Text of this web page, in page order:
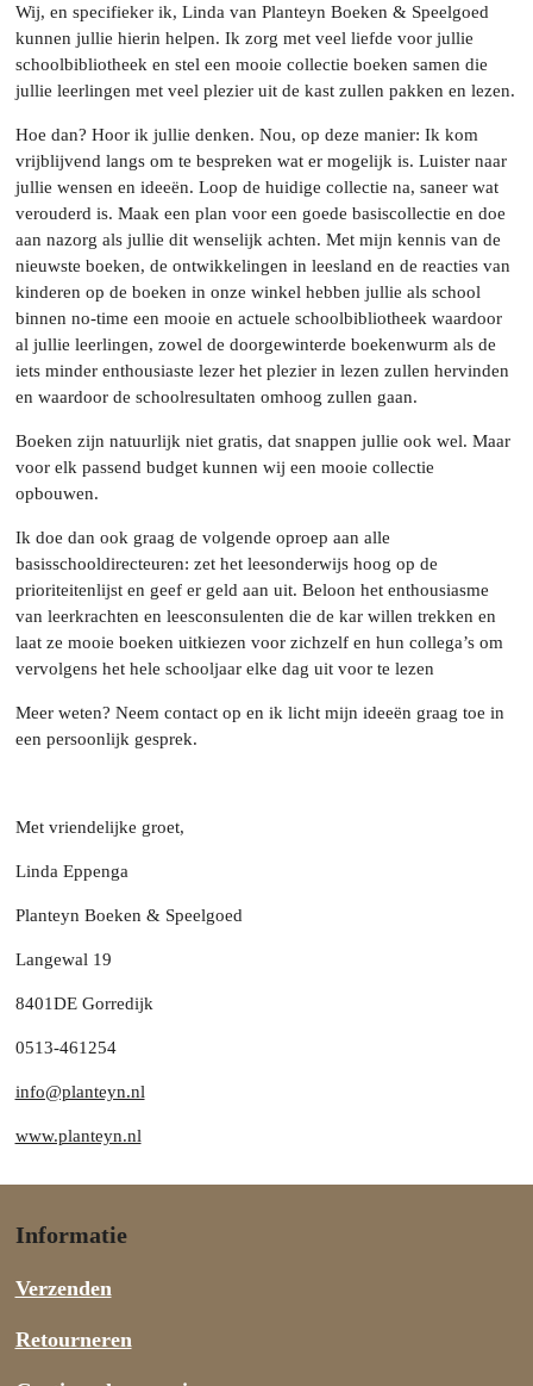
Wij, en specifieker ik, Linda van Planteyn Boeken & Speelgoed
kunnen jullie hierin helpen. Ik zorg met veel liefde voor jullie
schoolbibliotheek en stel een mooie collectie boeken samen die
jullie leerlingen met veel plezier uit de kast zullen pakken en lezen.
Hoe dan? Hoor ik jullie denken. Nou, op deze manier: Ik kom
vrijblijvend langs om te bespreken wat er mogelijk is. Luister naar
jullie wensen en ideeën. Loop de huidige collectie na, saneer wat
verouderd is. Maak een plan voor een goede basiscollectie en doe
aan nazorg als jullie dit wenselijk achten. Met mijn kennis van de
nieuwste boeken, de ontwikkelingen in leesland en de reacties van
kinderen op de boeken in onze winkel hebben jullie als school
binnen no-time een mooie en actuele schoolbibliotheek waardoor
al jullie leerlingen, zowel de doorgewinterde boekenwurm als de
iets minder enthousiaste lezer het plezier in lezen zullen hervinden
en waardoor de schoolresultaten omhoog zullen gaan.
Boeken zijn natuurlijk niet gratis, dat snappen jullie ook wel. Maar
voor elk passend budget kunnen wij een mooie collectie
opbouwen.
Ik doe dan ook graag de volgende oproep aan alle
basisschooldirecteuren: zet het leesonderwijs hoog op de
prioriteitenlijst en geef er geld aan uit. Beloon het enthousiasme
van leerkrachten en leesconsulenten die de kar willen trekken en
laat ze mooie boeken uitkiezen voor zichzelf en hun collega’s om
vervolgens het hele schooljaar elke dag uit voor te lezen
Meer weten? Neem contact op en ik licht mijn ideeën graag toe in
een persoonlijk gesprek.
Met vriendelijke groet,
Linda Eppenga
Planteyn Boeken & Speelgoed
Langewal 19
8401DE Gorredijk
0513-461254
info@planteyn.nl
www.planteyn.nl
Informatie
Verzenden
Retourneren